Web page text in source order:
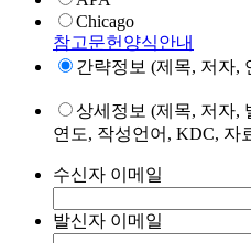
Chicago
참고문헌양식안내
간략정보 (제목, 저자,
상세정보 (제목, 저자,
연도, 작성언어, KDC, 자
수신자 이메일
발신자 이메일